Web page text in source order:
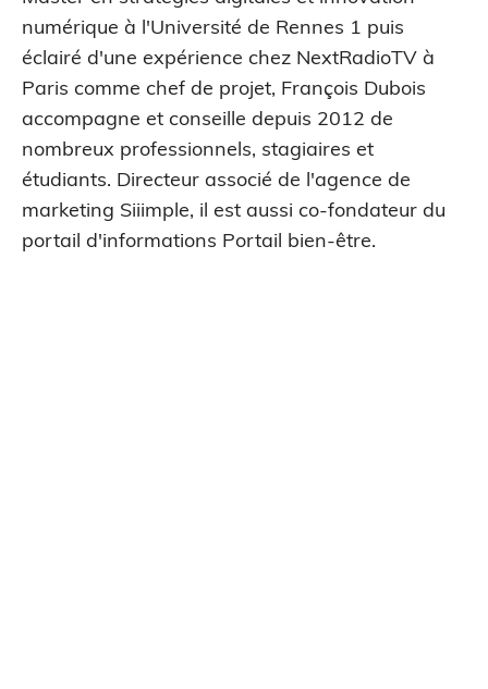
numérique à l'Université de Rennes 1 puis
éclairé d'une expérience chez NextRadioTV à
Paris comme chef de projet, François Dubois
accompagne et conseille depuis 2012 de
nombreux professionnels, stagiaires et
étudiants. Directeur associé de l'agence de
marketing Siiimple, il est aussi co-fondateur du
portail d'informations Portail bien-être.